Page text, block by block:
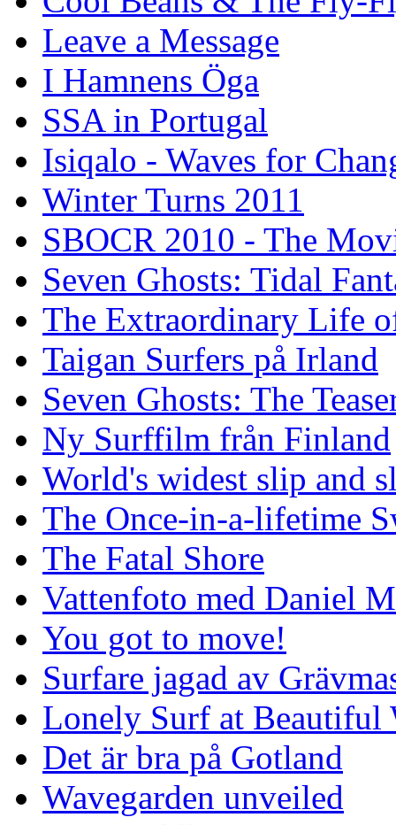
Leave a Message
I Hamnens Öga
SSA in Portugal
Isiqalo - Waves for
Winter Turns 2011
SBOCR 2010 - The
Seven Ghosts: Tidal
The Extraordinary Life
Taigan Surfers på Irland
Seven Ghosts: The
Ny Surffilm från Finland
World's widest slip and
The Once-in-a-lifetime
The Fatal Shore
Vattenfoto med Daniel
You got to move!
Surfare jagad av
Lonely Surf at Beautiful
Det är bra på Gotland
Wavegarden unveiled